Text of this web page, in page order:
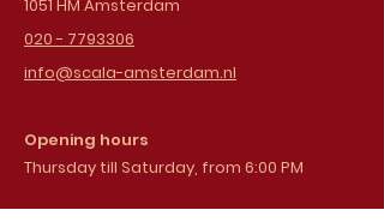
1051 HM Amsterdam
020 - 7793306
info@scala-amsterdam.nl
Opening hours
Thursday till Saturday, from 6:00 PM